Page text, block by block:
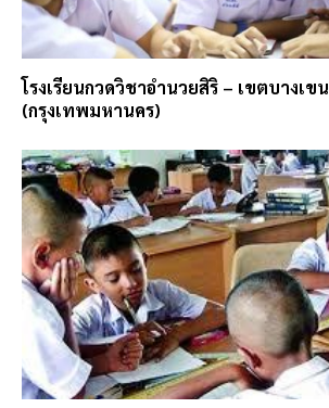
โรงเรียนกวดวิชาอำนวยสิริ – เขตบางเขน
(กรุงเทพมหานคร)